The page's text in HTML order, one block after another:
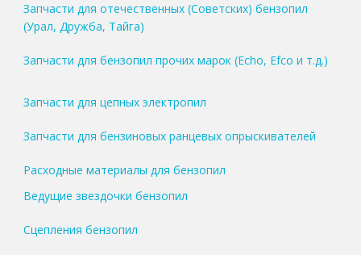
Запчасти для отечественных (Советских) бензопил
(Урал, Дружба, Тайга)
Запчасти для бензопил прочих марок (Echo, Efco и т.д.)
Запчасти для цепных электропил
Запчасти для бензиновых ранцевых опрыскивателей
Расходные материалы для бензопил
Ведущие звездочки бензопил
Сцепления бензопил